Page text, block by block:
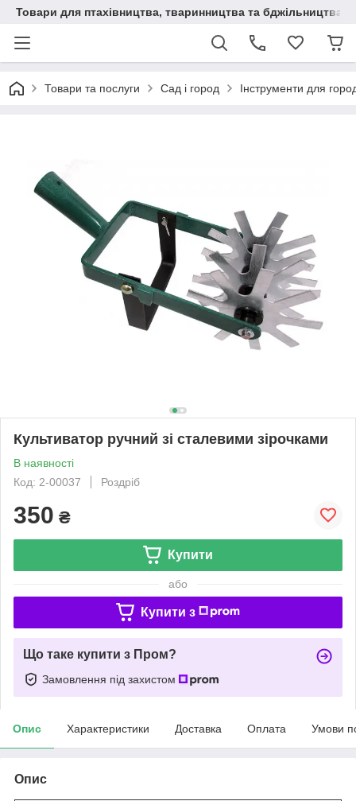
Товари для птахівництва, тваринництва та бджільництва
Товари та послуги Сад і город Інструменти для
Культиватор ручний зі сталевими зірочками
В наявності
Код: 2-00037
Роздріб
350 ₴
Купити
або
Купити з
Що таке купити з Пром?
Замовлення під захистом
Опис Характеристики Доставка Оплата Умови
Опис